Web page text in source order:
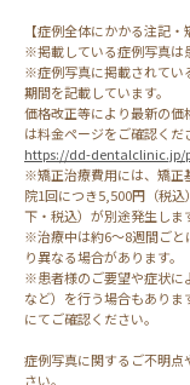
【症例全体にかかる注記
※掲載している症例写真は
※症例写真に掲載されてい
期間を記載しています。
価格改正等により最新の価
は料金ページをご確認くだ
https://dd-dentalclinic.jp/
※矯正治療費用には、矯正
院1回につき5,500円（税
下・税込）が別途発生しま
※治療中は約6～8週間ごと
り異なる場合があります。
※患者様のご要望や症状に
など）を行う場合もあり
にてご確認ください。
症例写真に関するご不明
さい。